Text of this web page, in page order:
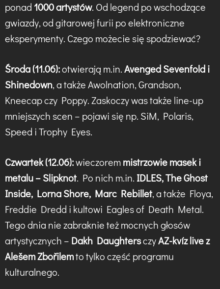
ponad1000 artystów. Od legend po wschodzące
gwiazdy, od gitarowej furii po elektroniczne
eksperymenty. Czego możecie się spodziewać?
Środa (11.06):otwierają m.in.Avenged Sevenfold i
Shinedown, a także Awolnation, Grandson,
Kneecap czy Poppy. Zaskoczy was także line-up
mniejszych scen – pojawi się np. SiM, Polaris,
Speed i Trophy Eyes.
Czwartek (12.06):wieczoremmistrzowie masek i
metalu – Slipknot. Po nich m.in. IDLES, The Ghost
Inside, Lorna Shore, Marc Rebillet, a także Floya,
Freddie Dredd i kultowi Eagles of Death Metal.
Tego dnia nie zabraknie też mocnych głosów
artystycznych – Dakh DaughtersczyAZ-kvíz live z
Alešem Zbořilemto tylko część programu
kulturalnego.